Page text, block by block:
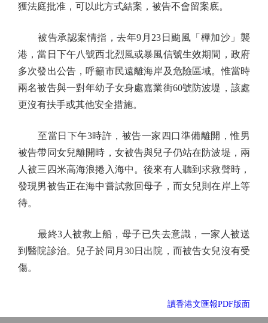
獲法庭批准，可以此方式結案，被告不會留案底。
被告承認案情指，去年9月23日颱風「樺加沙」襲
港，當日下午八號西北烈風或暴風信號生效期間，政府
多次發出公告，呼籲市民遠離海岸及危險區域。惟當時
兩名被告與一對年幼子女身處嘉業街60號防波堤，該處
更沒有扶手或其他安全措施。
至當日下午3時許，被告一家四口準備離開，惟男
被告帶同女兒離開時，女被告與兒子仍站在防波堤，兩
人被三四米高海浪捲入海中。後來有人聽到求救聲時，
發現男被告正在海中嘗試救回母子，而女兒則在岸上等
待。
最終3人被救上船，母子已失去意識，一家人被送
到醫院診治。兒子於同月30日出院，而被告女兒沒有受
傷。
讀香港文匯報PDF版面